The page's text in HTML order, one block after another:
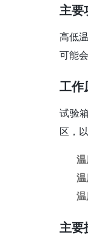
主要
高低
可能
工作
试验
区，
温
温
温
主要